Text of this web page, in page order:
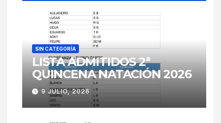
SIN CATEGORÍA
LISTA ADMITIDOS 2ª
QUINCENA NATACIÓN 2026
9 JULIO, 2026